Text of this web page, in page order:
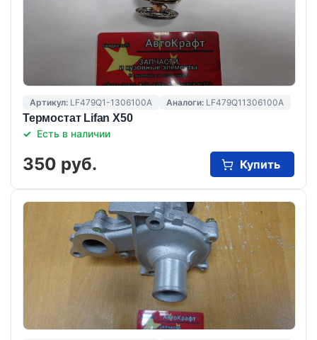
Артикул: LF479Q1-1306100A Аналоги: LF479Q11306100A
Термостат Lifan X50
Есть в наличии
350 руб. Купить